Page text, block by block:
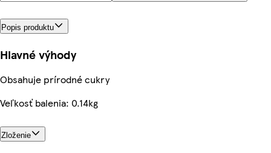
Popis produktu
Hlavné výhody
Obsahuje prírodné cukry
Veľkosť balenia: 0.14kg
Zloženie